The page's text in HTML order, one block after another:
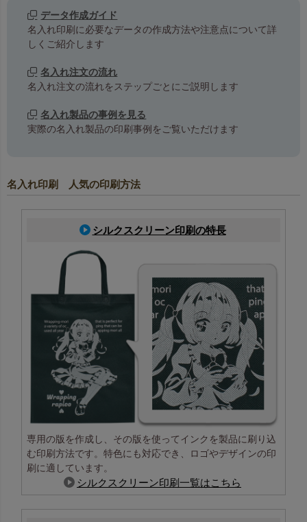
データ作成ガイド
名入れ印刷に必要なデータの作成方法や注意点について詳
しくご紹介します
名入れ注文の流れ
名入れ注文の流れをステップごとにご説明します
名入れ製品の事例を見る
実際の名入れ製品の印刷事例をご覧いただけます
名入れ印刷 人気の印刷方法
シルクスクリーン印刷の特長
専用の版を作成し、その版を使ってインクを製品に刷り込
む印刷方法です。特色にも対応でき、ロゴやデザインの印
刷に適しています。
シルクスクリーン印刷一覧はこちら